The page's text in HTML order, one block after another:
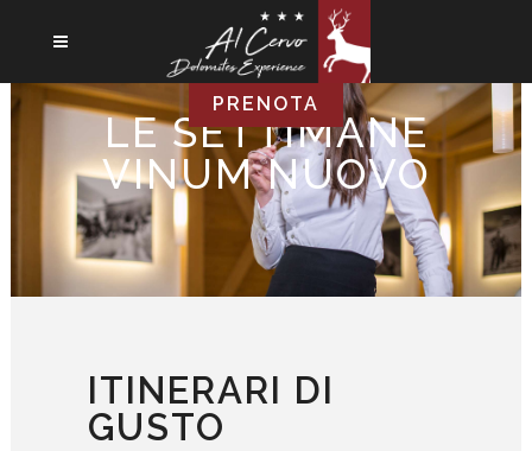
LE SETTIMANE
VINUM NUOVO
ITINERARI DI
GUSTO
PRENOTA